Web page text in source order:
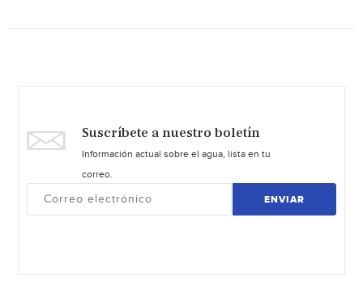
Suscríbete a nuestro boletín
Información actual sobre el agua, lista en tu
correo.
ENVIAR